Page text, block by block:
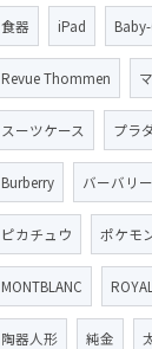
食器 iPad Baby-
Revue Thommen
スーツケース プラ
Burberry バーバリー
ピカチュウ ポケモ
MONTBLANC
陶器人形 純金